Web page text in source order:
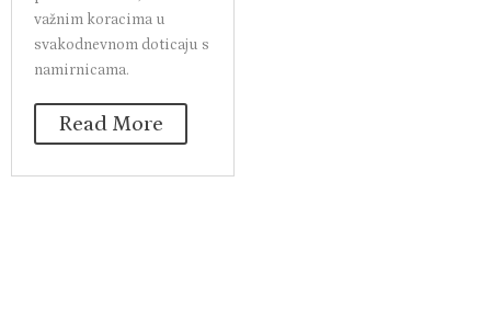
važnim koracima u
svakodnevnom doticaju s
namirnicama.
Read More